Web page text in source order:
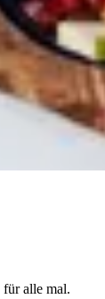
alle mal.